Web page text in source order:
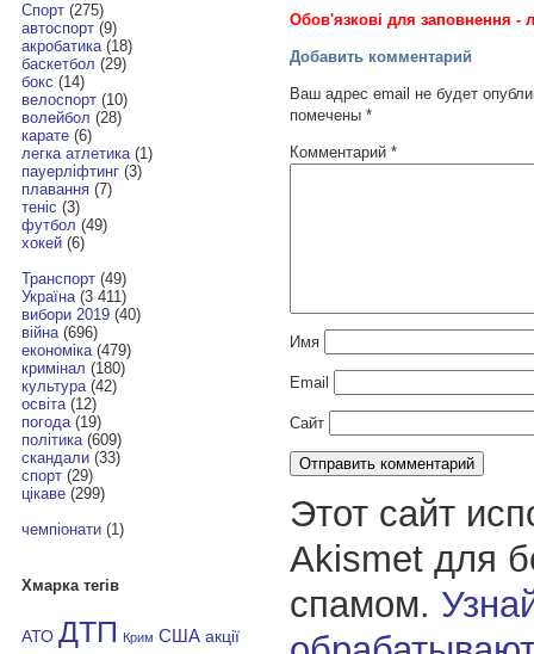
Спорт(275)
автоспорт(9)
акробатика(18)
баскетбол (29)
бокс (14)
велоспорт(10)
волейбол (28)
карате(6)
легка атлетика(1)
пауерліфтинг(3)
плавання(7)
теніс (3)
футбол (49)
хокей(6)
Транспорт(49)
Україна(3 411)
вибори 2019(40)
війна(696)
економіка(479)
кримінал (180)
культура(42)
освіта(12)
погода(19)
політика(609)
скандали(33)
спорт(29)
цікаве(299)
чемпіонати(1)
Хмарка тегів
АТО ДТП Крим США акції
Обов'язкові для заповнення -
Добавить комментарий
Ваш адрес email не будет
помечены *
Комментарий *
Имя
Email
Сайт
Этот сайт
Akismet для
спамом.